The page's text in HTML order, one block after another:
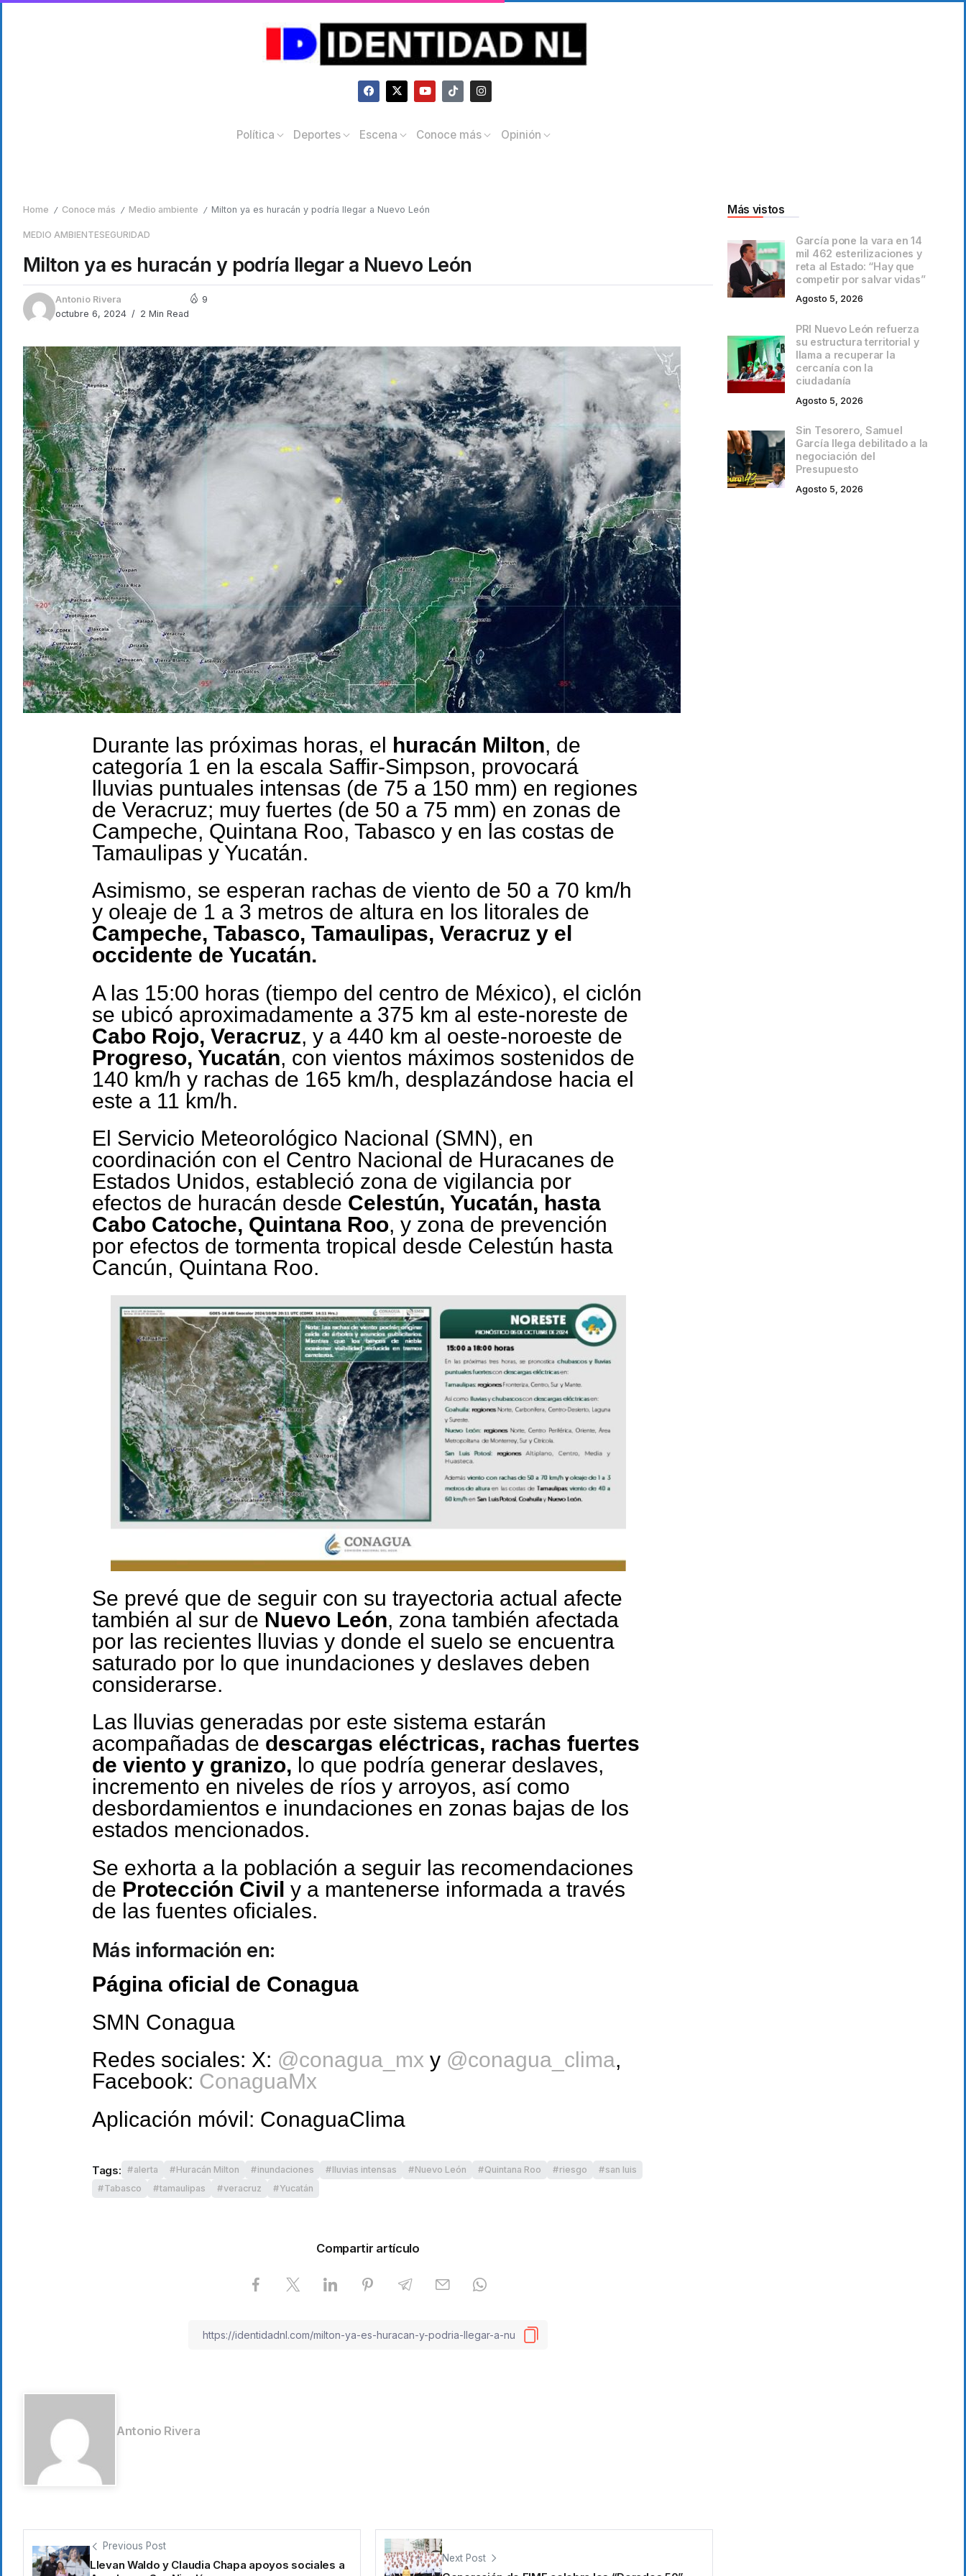
Política Deportes Escena Conoce más Opinión
Home / Conoce más / Medio ambiente / Milton ya es huracán y podría llegar a Nuevo León
MEDIO AMBIENTESEGURIDAD
Milton ya es huracán y podría llegar a Nuevo León
Antonio Rivera
octubre 6, 2024
2 Min Read
9
Durante las próximas horas, el huracán Milton, de
categoría 1 en la escala Saffir-Simpson, provocará
lluvias puntuales intensas (de 75 a 150 mm) en regiones
de Veracruz; muy fuertes (de 50 a 75 mm) en zonas de
Campeche, Quintana Roo, Tabasco y en las costas de
Tamaulipas y Yucatán.
Asimismo, se esperan rachas de viento de 50 a 70 km/h
y oleaje de 1 a 3 metros de altura en los litorales de
Campeche, Tabasco, Tamaulipas, Veracruz y el
occidente de Yucatán.
A las 15:00 horas (tiempo del centro de México), el ciclón
se ubicó aproximadamente a 375 km al este-noreste de
Cabo Rojo, Veracruz, y a 440 km al oeste-noroeste de
Progreso, Yucatán, con vientos máximos sostenidos de
140 km/h y rachas de 165 km/h, desplazándose hacia el
este a 11 km/h.
El Servicio Meteorológico Nacional (SMN), en
coordinación con el Centro Nacional de Huracanes de
Estados Unidos, estableció zona de vigilancia por
efectos de huracán desde Celestún, Yucatán, hasta
Cabo Catoche, Quintana Roo, y zona de prevención
por efectos de tormenta tropical desde Celestún hasta
Cancún, Quintana Roo.
Se prevé que de seguir con su trayectoria actual afecte
también al sur de Nuevo León, zona también afectada
por las recientes lluvias y donde el suelo se encuentra
saturado por lo que inundaciones y deslaves deben
considerarse.
Las lluvias generadas por este sistema estarán
acompañadas de descargas eléctricas, rachas fuertes
de viento y granizo, lo que podría generar deslaves,
incremento en niveles de ríos y arroyos, así como
desbordamientos e inundaciones en zonas bajas de los
estados mencionados.
Se exhorta a la población a seguir las recomendaciones
de Protección Civil y a mantenerse informada a través
de las fuentes oficiales.
Más información en:
Página oficial de Conagua
SMN Conagua
Redes sociales: X: @conagua_mx y @conagua_clima,
Facebook: ConaguaMx
Aplicación móvil: ConaguaClima
Tags: alerta Huracán Milton inundaciones lluvias intensas Nuevo León Quintana Roo riesgo
san luis
Tabasco
tamaulipas veracruz Yucatán
Compartir artículo
Antonio Rivera
Previous Post
Llevan Waldo y Claudia Chapa apoyos sociales a
Next Post
Más vistos
García pone la vara en 14
mil 462 esterilizaciones y
reta al Estado: “Hay que
competir por salvar vidas”
Agosto 5, 2026
PRI Nuevo León refuerza
su estructura territorial y
llama a recuperar la
cercanía con la
ciudadanía
Agosto 5, 2026
Sin Tesorero, Samuel
García llega debilitado a la
negociación del
Presupuesto
Agosto 5, 2026